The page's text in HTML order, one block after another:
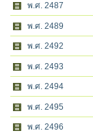
พ.ศ. 2487
พ.ศ. 2489
พ.ศ. 2492
พ.ศ. 2493
พ.ศ. 2494
พ.ศ. 2495
พ.ศ. 2496